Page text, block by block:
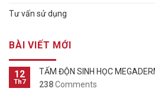
Tư vấn sử dụng
BÀI VIẾT MỚI
12
Th7
TẤM ĐỘN SINH HỌC
238Comments